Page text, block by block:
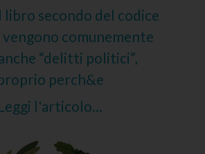
libro secondo del codice
vengono comunemente
“delitti politici”,
perch&e
l'articolo...